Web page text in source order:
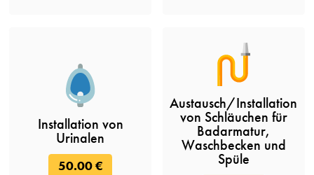
Installation von
Urinalen
50.00 €
Austausch/Installation
von Schläuchen für
Badarmatur,
Waschbecken und
Spüle